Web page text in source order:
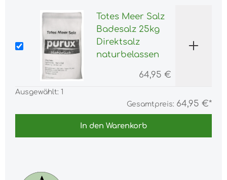
Totes Meer Salz
Badesalz 25kg
Direktsalz
naturbelassen
64,95 €
Ausgewählt: 1
Gesamtpreis: 64,95 €*
In den Warenkorb